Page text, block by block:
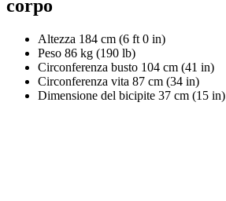
corpo
Altezza 184 cm (6 ft 0 in)
Peso 86 kg (190 lb)
Circonferenza busto 104 cm (41 in)
Circonferenza vita 87 cm (34 in)
Dimensione del bicipite 37 cm (15 in)